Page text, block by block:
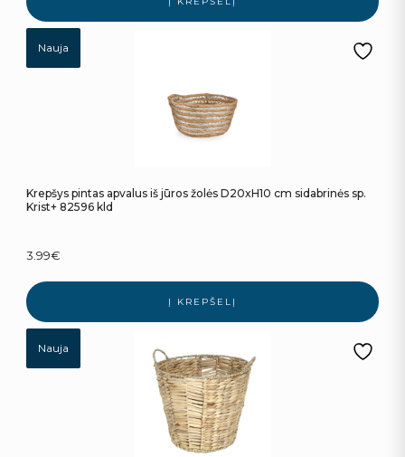
Nauja
Krepšys pintas apvalus iš jūros žolės D20xH10 cm sidabrinės sp.
Krist+ 82596 kld
3.99€
Į KREPŠELĮ
Nauja